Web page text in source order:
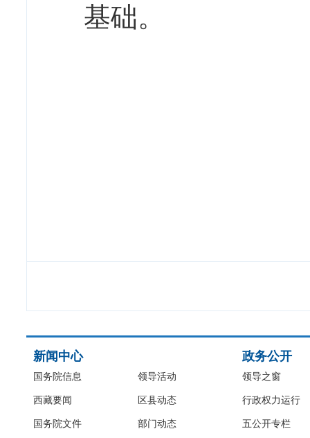
基础。
新闻中心
国务院信息
西藏要闻
国务院文件
领导活动
区县动态
部门动态
政务公开
领导之窗
行政权力运行
五公开专栏